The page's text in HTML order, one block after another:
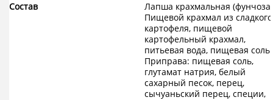
Состав
Лапша крахмальная
Пищевой крахмал из сладкого
картофеля, пищевой
картофельный крахмал,
питьевая вода, пищевая соль.
Приправа: пищевая соль,
глутамат натрия, белый
сахарный песок, перец,
сычуаньский перец, специи,